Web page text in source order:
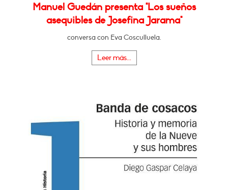
Manuel Guedán presenta "Los sueños
asequibles de Josefina Jarama"
conversa con Eva Cosculluela.
Leer más...